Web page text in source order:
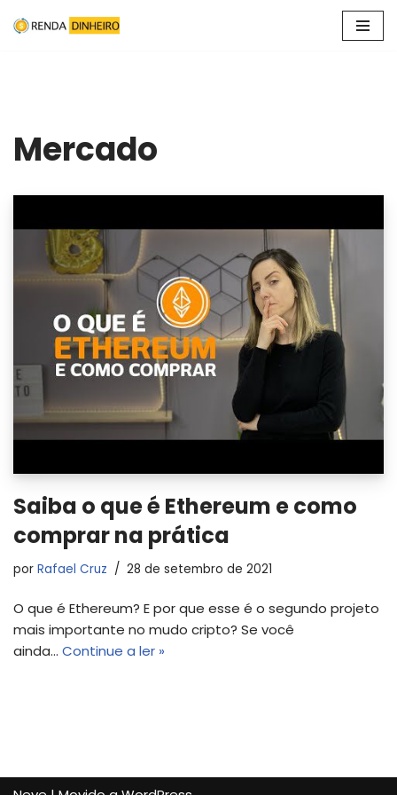
Mercado
Saiba o que é Ethereum e como
comprar na prática
por Rafael Cruz 28 de setembro de 2021
O que é Ethereum? E por que esse é o segundo projeto
mais importante no mudo cripto? Se você
ainda… Continue a ler »